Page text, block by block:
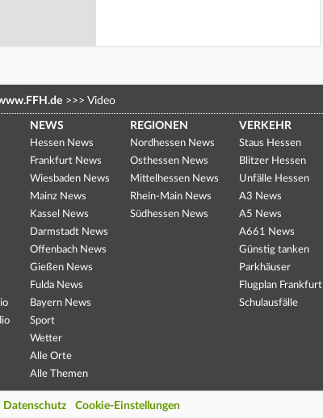
>>> Video
NEWS
Hessen News
Frankfurt News
Wiesbaden News
Mainz News
Kassel News
Darmstadt News
Offenbach News
Gießen News
Fulda News
Bayern News
Sport
Wetter
Alle Orte
Alle Themen
REGIONEN
Nordhessen News
Osthessen News
Mittelhessen News
Rhein-Main News
Südhessen News
VERKEHR
Staus Hessen
Blitzer Hessen
Unfälle Hessen
A3 News
A5 News
A661 News
Günstig tanken
Parkhäuser
Flugplan Frankfurt
Schulausfälle
Datenschutz Cookie-Einstellungen